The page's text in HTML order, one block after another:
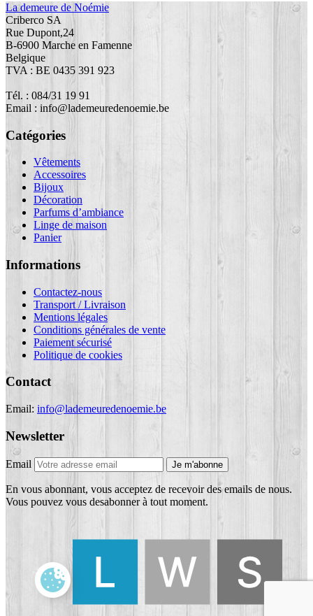
La demeure de Noémie
Criberco SA
Rue Dupont,24
B-6900 Marche en Famenne
Belgique
TVA : BE 0435 391 923
Tél. : 084/31 19 91
Email : info@lademeuredenoemie.be
Catégories
Vêtements
Accessoires
Bijoux
Décoration
Parfums d’ambiance
Linge de maison
Panier
Informations
Contactez-nous
Transport / Livraison
Mentions légales
Conditions générales de vente
Paiement sécurisé
Politique de cookies
Contact
Email: info@lademeuredenoemie.be
Newsletter
Email Je m'abonne
En vous abonnant, vous acceptez de recevoir des emails de nous.
Vous pouvez vous desabonner à tout moment.